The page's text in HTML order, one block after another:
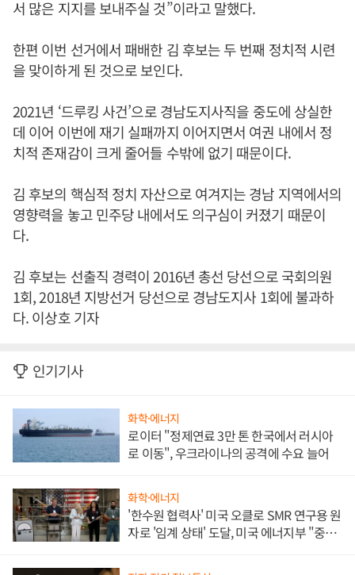
서 많은 지지를 보내주실 것”이라고 말했다.
한편 이번 선거에서 패배한 김 후보는 두 번째 정치적 시련
을 맞이하게 된 것으로 보인다.
2021년 ‘드루킹 사건’으로 경남도지사직을 중도에 상실한
데 이어 이번에 재기 실패까지 이어지면서 여권 내에서 정
치적 존재감이 크게 줄어들 수밖에 없기 때문이다.
김 후보의 핵심적 정치 자산으로 여겨지는 경남 지역에서의
영향력을 놓고 민주당 내에서도 의구심이 커졌기 때문이
다.
김 후보는 선출직 경력이 2016년 총선 당선으로 국회의원
1회, 2018년 지방선거 당선으로 경남도지사 1회에 불과하
다. 이상호 기자
인기기사
화학·에너지
로이터 "정제연료 3만 톤 한국에서 러시아
로 이동", 우크라이나의 공격에 수요 늘어
화학·에너지
'한수원 협력사' 미국 오클로 SMR 연구용 원
자로 '임계 상태' 도달, 미국 에너지부 "중요